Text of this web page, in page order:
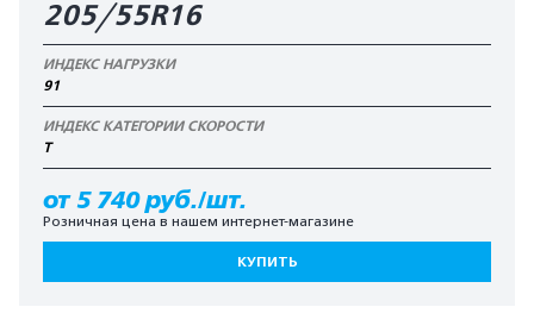
205/55R16
ИНДЕКС НАГРУЗКИ
91
ИНДЕКС КАТЕГОРИИ СКОРОСТИ
T
от 5 740 руб./шт.
Розничная цена в нашем интернет-магазине
КУПИТЬ